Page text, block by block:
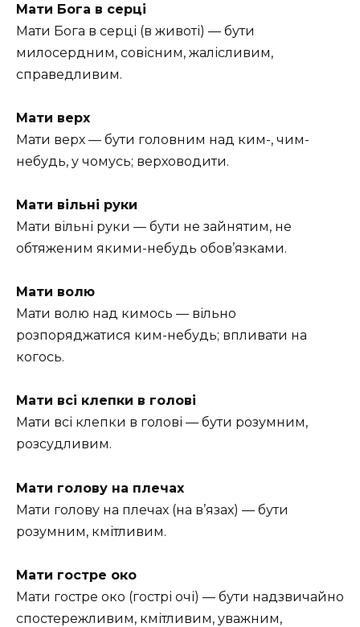
Мати Бога в серці
Мати Бога в серці (в животі) — бути
милосердним, совісним, жалісливим,
справедливим.
Мати верх
Мати верх — бути головним над ким-, чим-
небудь, у чомусь; верховодити.
Мати вільні руки
Мати вільні руки — бути не зайнятим, не
обтяженим якими-небудь обов’язками.
Мати волю
Мати волю над кимось — вільно
розпоряджатися ким-небудь; впливати на
когось.
Мати всі клепки в голові
Мати всі клепки в голові — бути розумним,
розсудливим.
Мати голову на плечах
Мати голову на плечах (на в’язах) — бути
розумним, кмітливим.
Мати гостре око
Мати гостре око (гострі очі) — бути надзвичайно
спостережливим, кмітливим, уважним,